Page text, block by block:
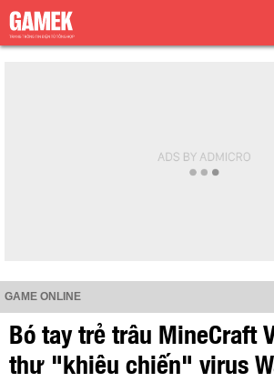
GAME ONLINE
Bó tay trẻ trâu MineCraft
thư "khiêu chiến" virus